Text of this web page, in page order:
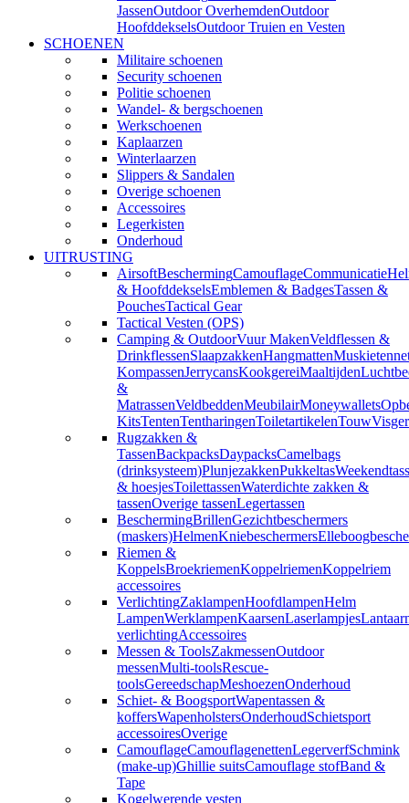
JassenOutdoor OverhemdenOutdoor
HoofddekselsOutdoor Truien en Vesten
SCHOENEN
Militaire schoenen
Security schoenen
Politie schoenen
Wandel- & bergschoenen
Werkschoenen
Kaplaarzen
Winterlaarzen
Slippers & Sandalen
Overige schoenen
Accessoires
Legerkisten
Onderhoud
UITRUSTING
AirsoftBeschermingCamouflageCommunicatie
& HoofddekselsEmblemen & BadgesTassen &
PouchesTactical Gear
Tactical Vesten (OPS)
Camping & OutdoorVuur MakenVeldflessen &
DrinkflessenSlaapzakkenHangmatten
KompassenJerrycansKookgereiMaaltijden
&
MatrassenVeldbeddenMeubilairMoneywallets
KitsTentenTentharingenToiletartikelenTouw
Rugzakken &
TassenBackpacksDaypacksCamelbags
(drinksysteem)PlunjezakkenPukkeltas
& hoesjesToilettassenWaterdichte zakken &
tassenOverige tassenLegertassen
BeschermingBrillenGezichtbeschermers
(maskers)HelmenKniebeschermers
Riemen &
KoppelsBroekriemenKoppelriemenKoppelriem
accessoires
VerlichtingZaklampenHoofdlampenHelm
LampenWerklampenKaarsenLaserlampjes
verlichtingAccessoires
Messen & ToolsZakmessenOutdoor
messenMulti-toolsRescue-
toolsGereedschapMeshoezenOnderhoud
Schiet- & BoogsportWapentassen &
koffersWapenholstersOnderhoudSchietsport
accessoiresOverige
CamouflageCamouflagenettenLegerverfSchmink
(make-up)Ghillie suitsCamouflage stofBand &
Tape
Kogelwerende vesten